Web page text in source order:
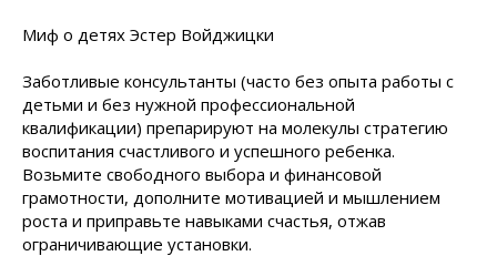
Миф о детях Эстер Войджицки
Заботливые консультанты (часто без опыта работы с
детьми и без нужной профессиональной
квалификации) препарируют на молекулы стратегию
воспитания счастливого и успешного ребенка.
Возьмите свободного выбора и финансовой
грамотности, дополните мотивацией и мышлением
роста и приправьте навыками счастья, отжав
ограничивающие установки.